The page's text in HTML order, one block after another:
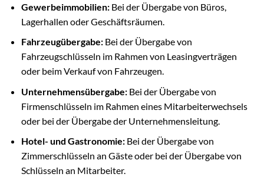
Gewerbeimmobilien:Bei der Übergabe von Büros,
Lagerhallen oder Geschäftsräumen.
Fahrzeugübergabe:Bei der Übergabe von
Fahrzeugschlüsseln im Rahmen von Leasingverträgen
oder beim Verkauf von Fahrzeugen.
Unternehmensübergabe:Bei der Übergabe von
Firmenschlüsseln im Rahmen eines Mitarbeiterwechsels
oder bei der Übergabe der Unternehmensleitung.
Hotel- und Gastronomie:Bei der Übergabe von
Zimmerschlüsseln an Gäste oder bei der Übergabe von
Schlüsseln an Mitarbeiter.